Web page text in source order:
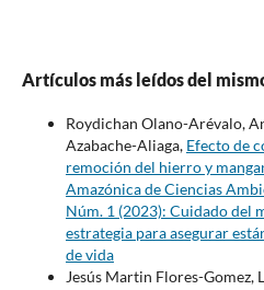
Artículos más leídos del
Roydichan Olano-Arévalo,
Azabache-Aliaga, Efecto de
remoción del hierro y
Amazónica de Ciencias
Núm. 1 (2023): Cuidado del
estrategia para asegurar
de vida
Jesús Martin Flores-Gomez,